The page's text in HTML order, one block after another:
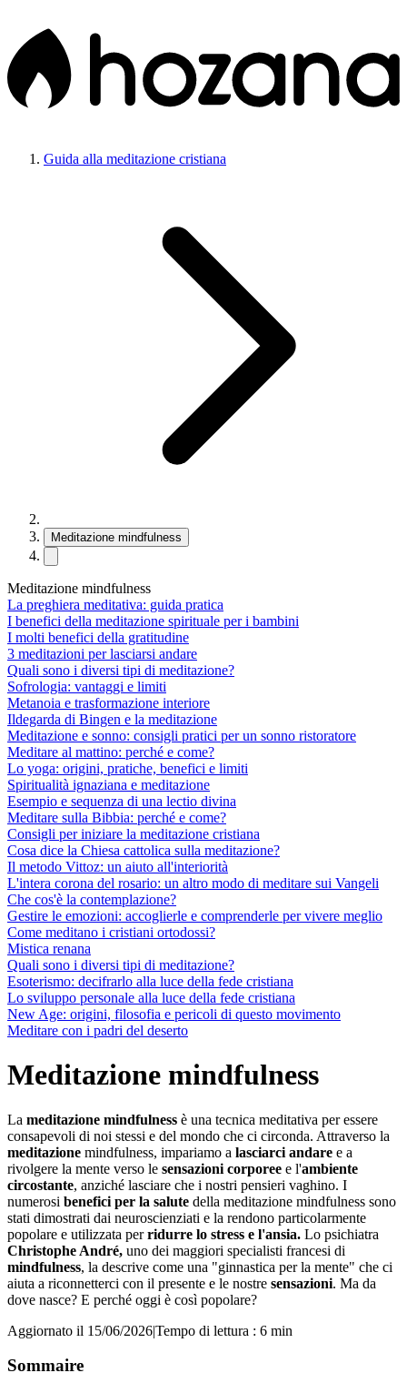
Guida alla meditazione cristiana
Meditazione mindfulness
Meditazione mindfulness
La preghiera meditativa: guida pratica
I benefici della meditazione spirituale per i bambini
I molti benefici della gratitudine
3 meditazioni per lasciarsi andare
Quali sono i diversi tipi di meditazione?
Sofrologia: vantaggi e limiti
Metanoia e trasformazione interiore
Ildegarda di Bingen e la meditazione
Meditazione e sonno: consigli pratici per un sonno ristoratore
Meditare al mattino: perché e come?
Lo yoga: origini, pratiche, benefici e limiti
Spiritualità ignaziana e meditazione
Esempio e sequenza di una lectio divina
Meditare sulla Bibbia: perché e come?
Consigli per iniziare la meditazione cristiana
Cosa dice la Chiesa cattolica sulla meditazione?
Il metodo Vittoz: un aiuto all'interiorità
L'intera corona del rosario: un altro modo di meditare sui Vangeli
Che cos'è la contemplazione?
Gestire le emozioni: accoglierle e comprenderle per vivere meglio
Come meditano i cristiani ortodossi?
Mistica renana
Quali sono i diversi tipi di meditazione?
Esoterismo: decifrarlo alla luce della fede cristiana
Lo sviluppo personale alla luce della fede cristiana
New Age: origini, filosofia e pericoli di questo movimento
Meditare con i padri del deserto
Meditazione mindfulness
La meditazione mindfulness è una tecnica meditativa per essere
consapevoli di noi stessi e del mondo che ci circonda. Attraverso la
meditazione mindfulness, impariamo a lasciarci andare e a
rivolgere la mente verso le sensazioni corporee e l'ambiente
circostante, anziché lasciare che i nostri pensieri vaghino. I
numerosi benefici per la salute della meditazione mindfulness sono
stati dimostrati dai neuroscienziati e la rendono particolarmente
popolare e utilizzata perridurre lo stress e l'ansia. Lo psichiatra
Christophe André, uno dei maggiori specialisti francesi di
mindfulness, la descrive come una "ginnastica per la mente" che ci
aiuta a riconnetterci con il presente e le nostre sensazioni. Ma da
dove nasce? E perché oggi è così popolare?
Aggiornato il 15/06/2026|Tempo di lettura : 6 min
Sommaire